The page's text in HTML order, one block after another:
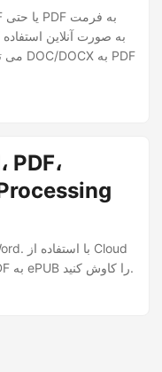
SDK یک PDF آسان به PPTX یا تبدیل PDF به ePUB را کاوش کنید.